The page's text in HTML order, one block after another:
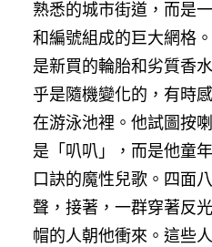
熟悉的城市街道，而是
和編號組成的巨大網格
是新買的輪胎和劣質香
乎是隨機變化的，有時
在游泳池裡。他試圖按
是「叭叭」，而是他童
口訣的魔性兒歌。四面
聲，接著，一群穿著反
帽的人朝他衝來。這些